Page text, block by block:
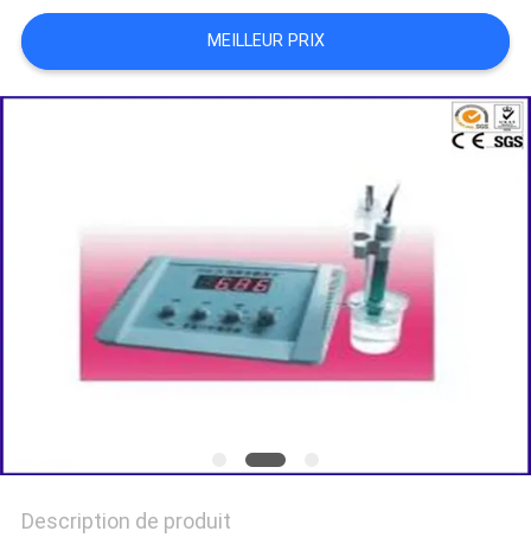
PLAN
DU
CONFIDENTIALITÉ
MEILLEUR PRIX
Description de produit